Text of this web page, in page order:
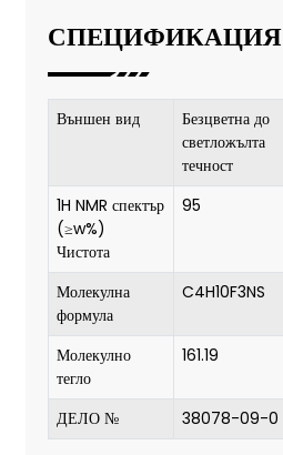
СПЕЦИФИКАЦИЯ
Външен вид
Безцветна до
светложълта
течност
1H NMR спектър
(≥w%)
Чистота
95
Молекулна
формула
C4H10F3NS
Молекулно
тегло
161.19
ДЕЛО № 38078-09-0